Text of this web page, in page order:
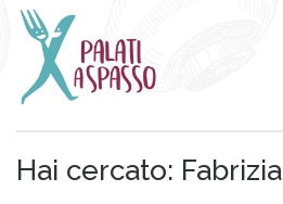
Hai cercato: